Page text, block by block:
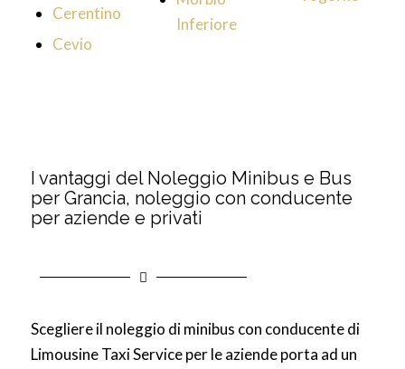
Cerentino
Cevio
Inferiore
I vantaggi del Noleggio Minibus e Bus
per Grancia, noleggio con conducente
per aziende e privati
Scegliere il noleggio di minibus con conducente di
Limousine Taxi Service per le aziende porta ad un